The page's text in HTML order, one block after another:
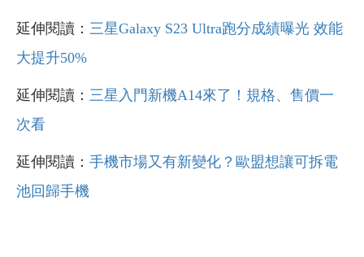
延伸閱讀： 三星Galaxy S23 Ultra跑分成績曝光 效能
大提升50%
延伸閱讀： 三星入門新機A14來了！規格、售價一
次看
延伸閱讀： 手機市場又有新變化？歐盟想讓可拆電
池回歸手機